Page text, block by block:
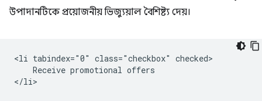
উপাদানটিকে প্রয়োজনীয় ভিজ্যুয়াল বৈশিষ্ট্য দেয়।
<li tabindex="0" class="checkbox" checked>
    Receive promotional offers